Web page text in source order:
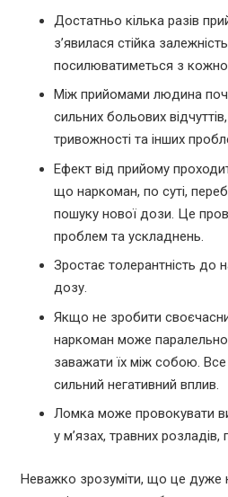
Достатньо кілька разів
з’явилася стійка
посилюватиметься з
Між прийомами людина
сильних больових
тривожності та інших
Ефект від прийому
що наркоман, по суті,
пошуку нової дози. Це
проблем та ускладнень.
Зростає толерантність до
дозу.
Якщо не зробити
наркоман може паралельно
заважати їх між собою.
сильний негативний вплив.
Ломка може провокувати
у м’язах, травних розладів,
Неважко зрозуміти, що це дуже